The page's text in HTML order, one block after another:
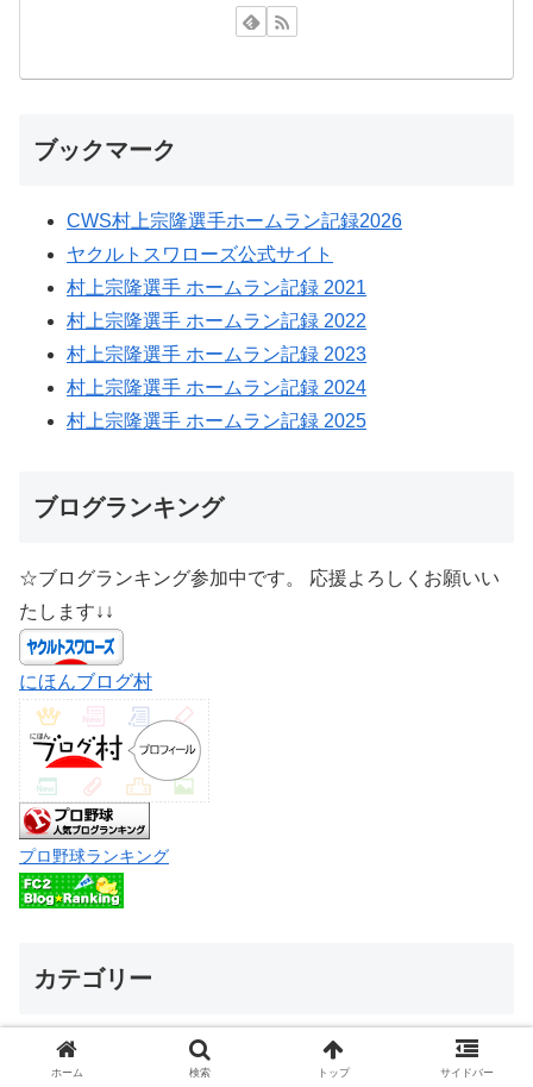
ブックマーク
CWS村上宗隆選手ホームラン記録2026
ヤクルトスワローズ公式サイト
村上宗隆選手 ホームラン記録 2021
村上宗隆選手 ホームラン記録 2022
村上宗隆選手 ホームラン記録 2023
村上宗隆選手 ホームラン記録 2024
村上宗隆選手 ホームラン記録 2025
ブログランキング
☆ブログランキング参加中です。 応援よろしくお願いい
たします↓↓
にほんブログ村
プロ野球ランキング
カテゴリー
ホーム 検索 トップ サイドバー